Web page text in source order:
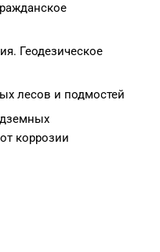
Геодезическое
лесов и подмостей
коррозии